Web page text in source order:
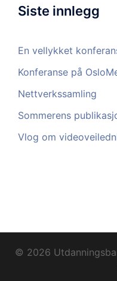
Siste innlegg
En vellykket
Konferanse på
Nettverkssamling
Sommerens
Vlog om
© 2026